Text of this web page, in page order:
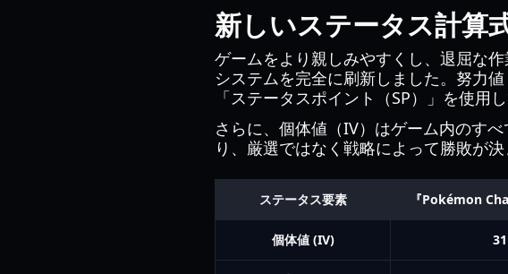
新しいステータス計算
ゲームをより親しみやすくし、退屈な
システムを完全に刷新しました。努力
「ステータスポイント（SP）」を使用
さらに、個体値（IV）はゲーム内のす
り、厳選ではなく戦略によって勝敗が
ステータス要素 『Pokémon
個体値 (IV) 31